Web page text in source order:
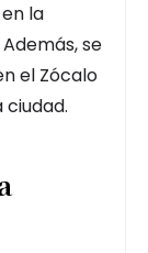
la
se
el Zócalo